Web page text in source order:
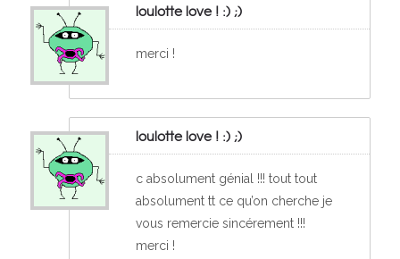
loulotte love ! :) ;)
merci !
loulotte love ! :) ;)
c absolument génial !!! tout tout
absolument tt ce qu’on cherche je
vous remercie sincérement !!!
merci !